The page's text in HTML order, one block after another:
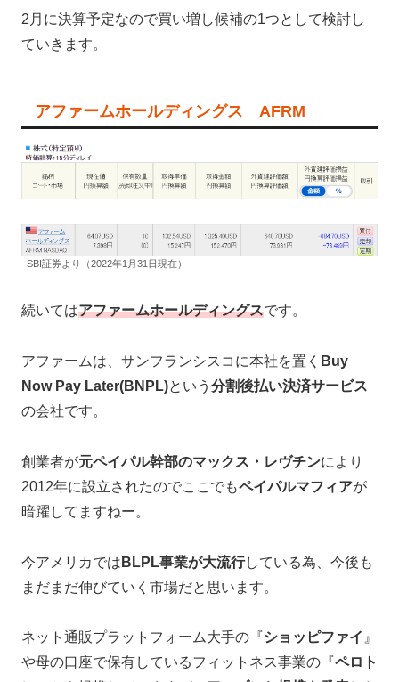
2月に決算予定なので買い増し候補の1つとして検討し
ていきます。
アファームホールディングス AFRM
SBI証券より（2022年1月31日現在）
続いてはアファームホールディングスです。
アファームは、サンフランシスコに本社を置く Buy
Now Pay Later(BNPL)という 分割後払い決済サービス
の会社です。
創業者が元ペイパル幹部のマックス・レヴチンにより
2012年に設立されたのでここでもペイパルマフィアが
暗躍してますねー。
今アメリカでは BLPL事業が大流行している為、今後も
まだまだ伸びていく市場だと思います。
ネット通販プラットフォーム大手の『ショッピファイ 』
や母の口座で保有しているフィットネス事業の『ペロト